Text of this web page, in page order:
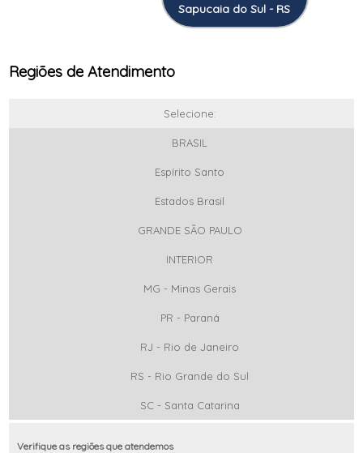
Sapucaia do Sul - RS
Regiões de Atendimento
Selecione:
BRASIL
Espírito Santo
Estados Brasil
GRANDE SÃO PAULO
INTERIOR
MG - Minas Gerais
PR - Paraná
RJ - Rio de Janeiro
RS - Rio Grande do Sul
SC - Santa Catarina
Verifique as regiões que atendemos